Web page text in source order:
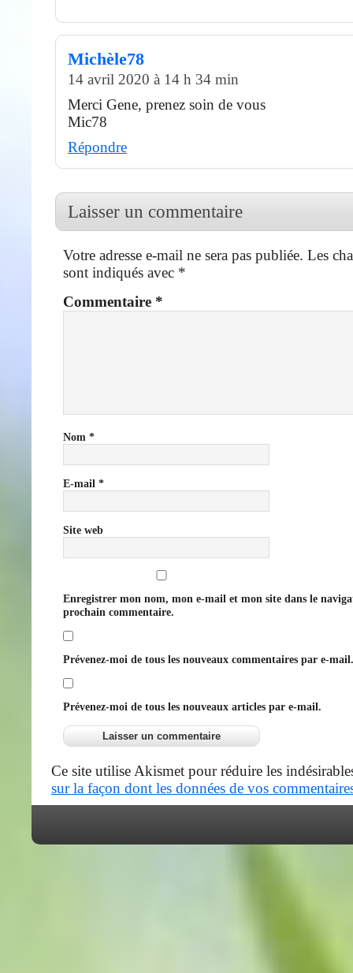
Michèle78
14 avril 2020 à 14 h 34 min
Merci Gene, prenez soin de vous
Mic78
Répondre
Laisser un commentaire
Votre adresse e-mail ne sera pas publiée. Les
sont indiqués avec *
Commentaire *
Nom *
E-mail *
Site web
Enregistrer mon nom, mon e-mail et mon site dans le
prochain commentaire.
Prévenez-moi de tous les nouveaux commentaires par e-mail.
Prévenez-moi de tous les nouveaux articles par e-mail.
Ce site utilise Akismet pour réduire les
sur la façon dont les données de vos